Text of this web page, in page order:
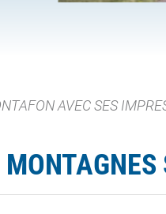
AVEC SES